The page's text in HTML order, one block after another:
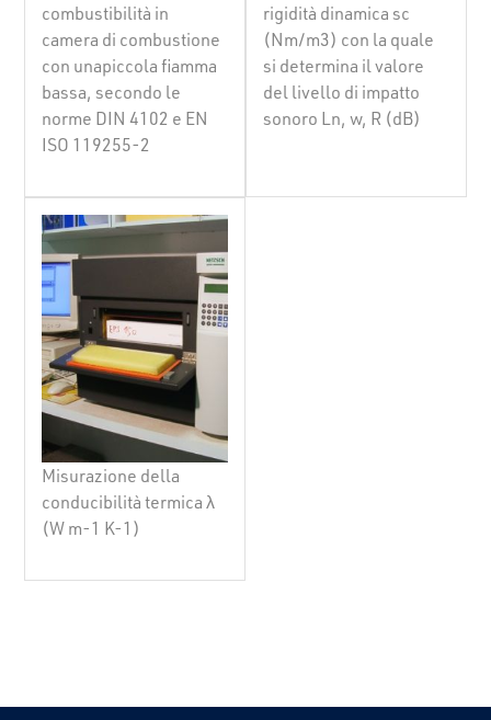
combustibilità in
camera di combustione
con unapiccola fiamma
bassa, secondo le
norme DIN 4102 e EN
ISO 119255-2
rigidità dinamica sc
(Nm/m3) con la quale
si determina il valore
del livello di impatto
sonoro Ln, w, R (dB)
Misurazione della
conducibilità termica λ
(W m-1 K-1)